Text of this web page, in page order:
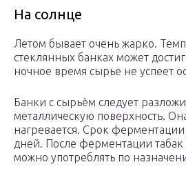
На солнце
Летом бывает очень жарко.
стеклянных банках может
ночное время сырье не успеет
Банки с сырьём следует
металлическую поверхность.
нагревается. Срок ферментации
дней. После ферментации
можно употреблять по